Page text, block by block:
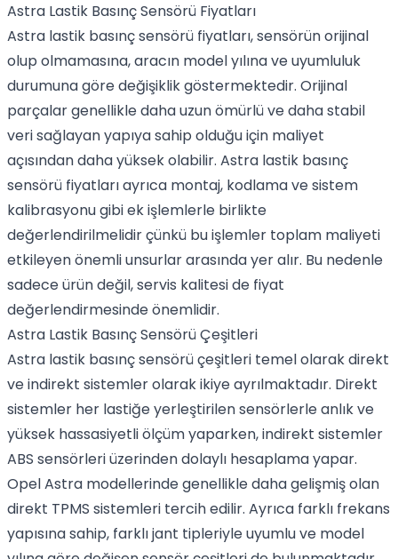
Astra Lastik Basınç Sensörü Fiyatları
Astra lastik basınç sensörü fiyatları, sensörün orijinal
olup olmamasına, aracın model yılına ve uyumluluk
durumuna göre değişiklik göstermektedir. Orijinal
parçalar genellikle daha uzun ömürlü ve daha stabil
veri sağlayan yapıya sahip olduğu için maliyet
açısından daha yüksek olabilir. Astra lastik basınç
sensörü fiyatları ayrıca montaj, kodlama ve sistem
kalibrasyonu gibi ek işlemlerle birlikte
değerlendirilmelidir çünkü bu işlemler toplam maliyeti
etkileyen önemli unsurlar arasında yer alır. Bu nedenle
sadece ürün değil, servis kalitesi de fiyat
değerlendirmesinde önemlidir.
Astra Lastik Basınç Sensörü Çeşitleri
Astra lastik basınç sensörü çeşitleri temel olarak direkt
ve indirekt sistemler olarak ikiye ayrılmaktadır. Direkt
sistemler her lastiğe yerleştirilen sensörlerle anlık ve
yüksek hassasiyetli ölçüm yaparken, indirekt sistemler
ABS sensörleri üzerinden dolaylı hesaplama yapar.
OpelAstra modellerinde genellikle daha gelişmiş olan
direkt TPMS sistemleri tercih edilir. Ayrıca farklı frekans
yapısına sahip, farklı jant tipleriyle uyumlu ve model